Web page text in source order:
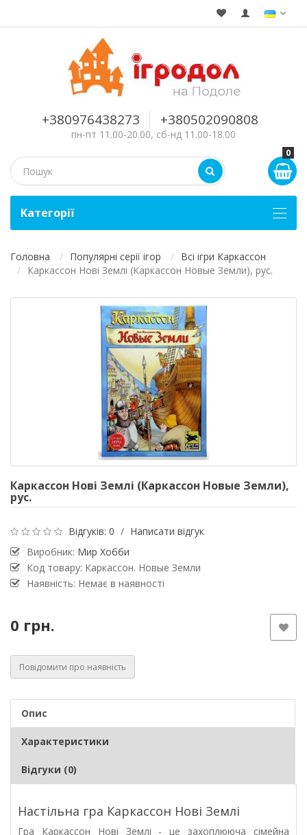
+380976438273 +380502090808
пн-пт 11.00-20.00, сб-нд 11.00-18.00
0
Kатегорії
Головна Популярні серії ігор
Всі ігри Каркассон
Каркассон Нові Землі (Каркассон Новые Земли), рус.
Каркассон Нові Землі (Каркассон Новые Земли),
рус.
Відгуків: 0 / Написати відгук
Виробник: Мир Хобби
Код товару: Каркассон. Новые Земли
Наявність: Немає в наявності
0 грн.
Повідомити про наявність
Опис
Характеристики
Відгуки (0)
Настільна гра Каркассон Нові Землі
Гра Каркассон Нові Землі - це захоплююча сімейна